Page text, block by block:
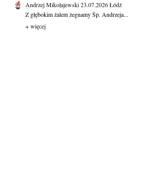
Andrzej Mikołajewski23.07.2026Łódź
Z głębokim żalem żegnamy Śp. Andrzeja...
+ więcej